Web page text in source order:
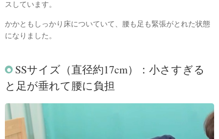
スしています。
かかともしっかり床についていて、腰も足も緊張がとれた状態
になりました。
SSサイズ（直径約17cm）：小さすぎる
と足が垂れて腰に負担